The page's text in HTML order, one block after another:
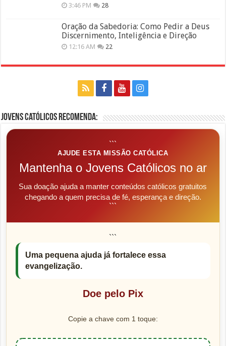
3:46 PM 28
Oração da Sabedoria: Como Pedir a Deus
Discernimento, Inteligência e Direção
12:16 AM 22
Jovens Católicos Recomenda:
```
AJUDE ESTA MISSÃO CATÓLICA
Mantenha o Jovens Católicos no ar
Sua doação ajuda a manter conteúdos católicos gratuitos
chegando a quem precisa de fé, esperança e direção.
```
```
Uma pequena ajuda já fortalece essa
evangelização.
Doe pelo Pix
Copie a chave com 1 toque: